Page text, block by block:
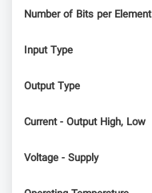
Number of Bits per Element
Input Type
Output Type
Current - Output High, Low
Voltage - Supply